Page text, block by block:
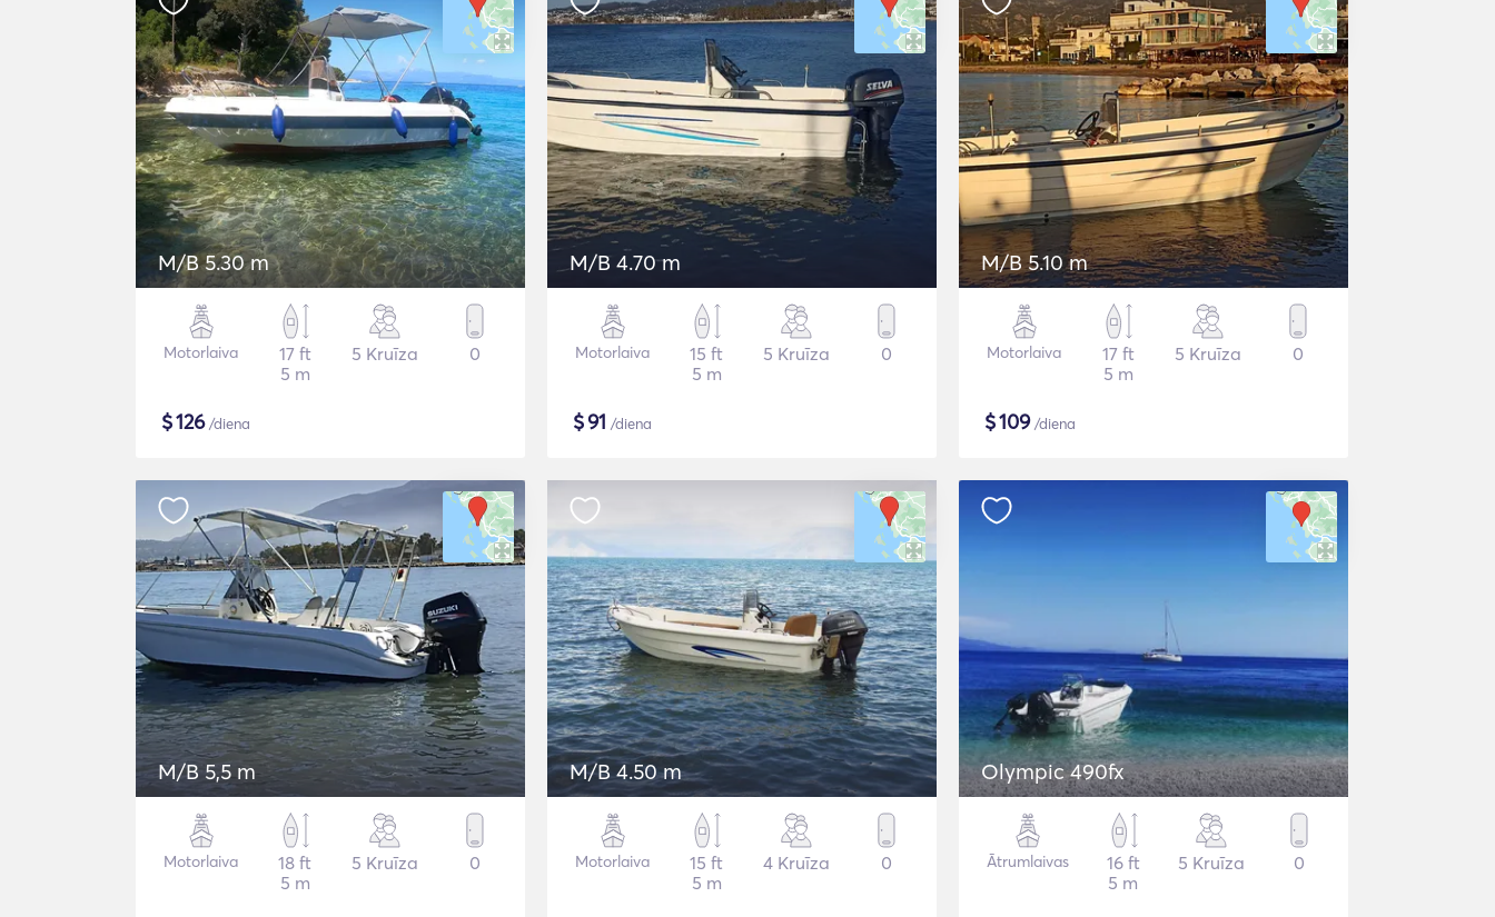
M/B 5.30 m
Motorlaiva
17 ft
5 m
5 Kruīza 0
$126/diena
M/B 4.70 m
Motorlaiva
15 ft
5 m
5 Kruīza 0
$91 /diena
M/B 5.10 m
Motorlaiva
17 ft
5 m
5 Kruīza 0
$109/diena
M/B 5,5 m
Motorlaiva
18 ft
5 m
5 Kruīza 0
M/B 4.50 m
Motorlaiva
15 ft
5 m
4 Kruīza 0
Olympic 490fx
Ātrumlaivas
16 ft
5 m
5 Kruīza 0